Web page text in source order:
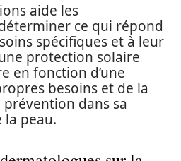
aide les
ce qui répond
spécifiques et à leur
protection solaire
en fonction d’une
besoins et de la
prévention dans sa
la peau.